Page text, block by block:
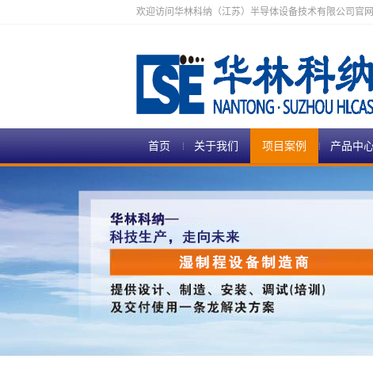
欢迎访问华林科纳（江苏）半导体设备技术有限公司官网
首页 关于我们 项目案例 产品中